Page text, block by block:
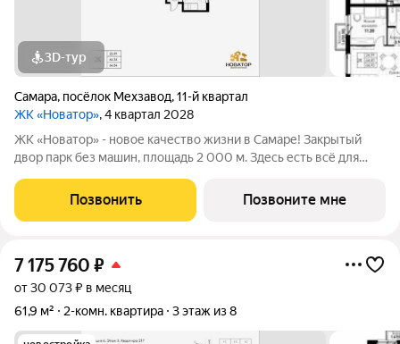
3D-тур
Самара, посёлок Мехзавод,11-й квартал
ЖК «Новатор», 4 квартал 2028
ЖК «Новатор» - новое качество жизни в Самаре! Закрытый
двор парк без машин, площадь 2 000 м. Здесь есть всё для
спортивные зоны ландшафтное озеленение Безопасность на
высшем уровне: система
Позвонить Позвоните мне
7 175 760 ₽
от 30 073 ₽ в месяц
61,9 м²
2-комн. квартира 3 этаж из 8